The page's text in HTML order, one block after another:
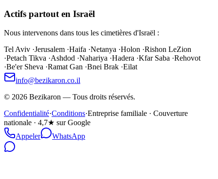
Actifs partout en Israël
Nous intervenons dans tous les cimetières d'Israël :
Tel Aviv ·Jerusalem ·Haifa ·Netanya ·Holon ·Rishon LeZion
·Petach Tikva ·Ashdod ·Nahariya ·Hadera ·Kfar Saba ·Rehovot
·Be'er Sheva ·Ramat Gan ·Bnei Brak ·Eilat
info@bezikaron.co.il
© 2026 Bezikaron — Tous droits réservés.
Confidentialité·Conditions·Entreprise familiale · Couverture
nationale · 4,7★ sur Google
Appeler
WhatsApp